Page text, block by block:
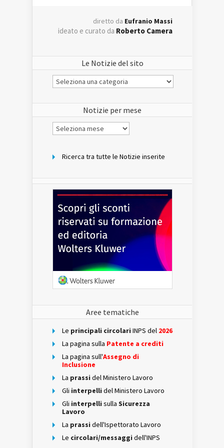
diretto da Eufranio Massi
ideato e curato da Roberto Camera
Le Notizie del sito
Le
Notizie
Notizie per mese
Notizie
per
Ricerca tra tutte le Notizie inserite
Aree tematiche
Le principali circolari INPS del 2026
La pagina sulla Patente a crediti
La pagina sull'Assegno di
Inclusione
La prassi del Ministero Lavoro
Gli interpelli del Ministero Lavoro
Gli interpelli sulla Sicurezza
Lavoro
La prassi dell'Ispettorato Lavoro
Le circolari/messaggi dell'INPS